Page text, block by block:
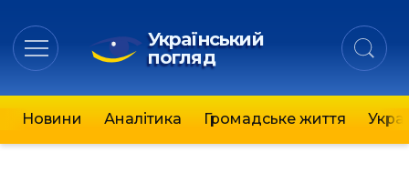
Український
погляд
Новини Аналітика Громадське життя